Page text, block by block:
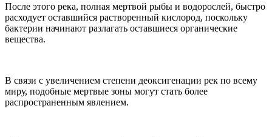
После этого река, полная мертвой рыбы и водорослей, быстро
расходует оставшийся растворенный кислород, поскольку
бактерии начинают разлагать оставшиеся органические
вещества.
В связи с увеличением степени деоксигенации рек по всему
миру, подобные мертвые зоны могут стать более
распространенным явлением.